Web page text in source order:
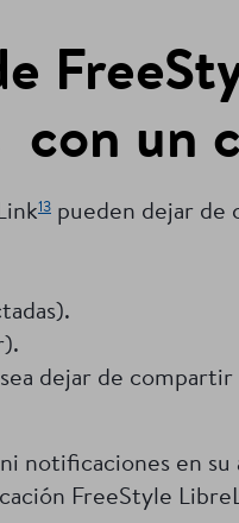
con un
13 pueden dejar de
dejar de compartir
notificaciones en
FreeStyle